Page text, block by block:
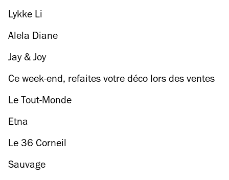
Lykke Li
Alela Diane
Jay & Joy
Ce week-end, refaites votre déco lors des ventes
des mobiliers du Consulat et de l’Aérosol
Le Tout-Monde
Etna
Le 36 Corneil
Sauvage